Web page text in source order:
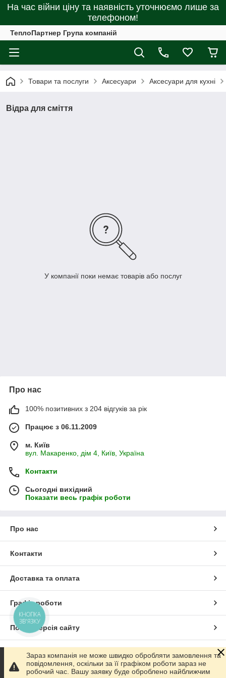
На час війни ціну та наявність уточнюємо лише за
телефоном!
ТеплоПартнер Група компаній
Товари та послуги Аксесуари Аксесуари для кухні
Відра для сміття
У компанії поки немає товарів або послуг
Про нас
100% позитивних з 204 відгуків за рік
Працює з 06.11.2009
м. Київ
вул. Макаренко, дім 4, Київ, Україна
Контакти
Сьогодні вихідний
Показати весь графік роботи
Про нас
Контакти
Доставка та оплата
Графік роботи
Повна версія сайту
Сайт створено на маркетплейсіProm.ua
Зараз компанія не може швидко обробляти замовлення та
повідомлення, оскільки за її графіком роботи зараз не
робочий час. Вашу заявку буде оброблено найближчим
КНОПКА
ЗВ'ЯЗКУ